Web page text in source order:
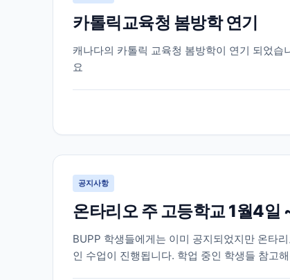
카톨릭교육청 봄방학 연기
캐나다의 카톨릭 교육청 봄방학이 연기 되었
요
공지사항
온타리오 주 고등학교 1월4일
BUPP 학생들에게는 이미 공지되었지만 온타
인 수업이 진행됩니다. 학업 중인 학생들 참고